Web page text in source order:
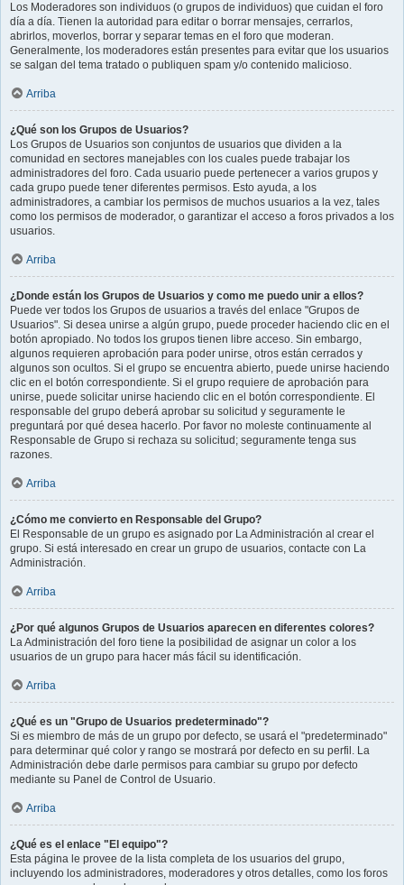
Los Moderadores son individuos (o grupos de individuos) que cuidan el foro
día a día. Tienen la autoridad para editar o borrar mensajes, cerrarlos,
abrirlos, moverlos, borrar y separar temas en el foro que moderan.
Generalmente, los moderadores están presentes para evitar que los usuarios
se salgan del tema tratado o publiquen spam y/o contenido malicioso.
Arriba
¿Qué son los Grupos de Usuarios?
Los Grupos de Usuarios son conjuntos de usuarios que dividen a la
comunidad en sectores manejables con los cuales puede trabajar los
administradores del foro. Cada usuario puede pertenecer a varios grupos y
cada grupo puede tener diferentes permisos. Esto ayuda, a los
administradores, a cambiar los permisos de muchos usuarios a la vez, tales
como los permisos de moderador, o garantizar el acceso a foros privados a los
usuarios.
Arriba
¿Donde están los Grupos de Usuarios y como me puedo unir a ellos?
Puede ver todos los Grupos de usuarios a través del enlace "Grupos de
Usuarios". Si desea unirse a algún grupo, puede proceder haciendo clic en el
botón apropiado. No todos los grupos tienen libre acceso. Sin embargo,
algunos requieren aprobación para poder unirse, otros están cerrados y
algunos son ocultos. Si el grupo se encuentra abierto, puede unirse haciendo
clic en el botón correspondiente. Si el grupo requiere de aprobación para
unirse, puede solicitar unirse haciendo clic en el botón correspondiente. El
responsable del grupo deberá aprobar su solicitud y seguramente le
preguntará por qué desea hacerlo. Por favor no moleste continuamente al
Responsable de Grupo si rechaza su solicitud; seguramente tenga sus
razones.
Arriba
¿Cómo me convierto en Responsable del Grupo?
El Responsable de un grupo es asignado por La Administración al crear el
grupo. Si está interesado en crear un grupo de usuarios, contacte con La
Administración.
Arriba
¿Por qué algunos Grupos de Usuarios aparecen en diferentes colores?
La Administración del foro tiene la posibilidad de asignar un color a los
usuarios de un grupo para hacer más fácil su identificación.
Arriba
¿Qué es un "Grupo de Usuarios predeterminado"?
Si es miembro de más de un grupo por defecto, se usará el "predeterminado"
para determinar qué color y rango se mostrará por defecto en su perfil. La
Administración debe darle permisos para cambiar su grupo por defecto
mediante su Panel de Control de Usuario.
Arriba
¿Qué es el enlace "El equipo"?
Esta página le provee de la lista completa de los usuarios del grupo,
incluyendo los administradores, moderadores y otros detalles, como los foros